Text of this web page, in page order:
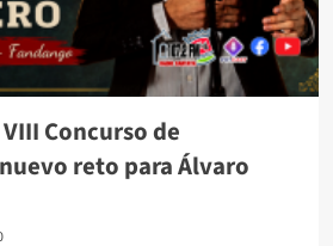
Concurso de
reto para Álvaro